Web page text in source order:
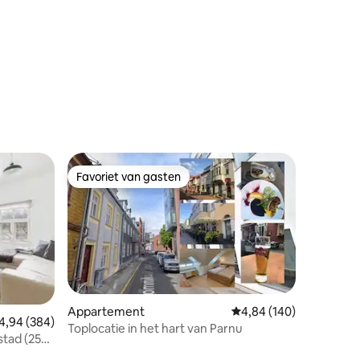
beoordeling van 4,94 uit 5, 384 recensies
(384)
(250
Favoriet van gasten
Favoriet van gasten
Appartement Gemiddelde
4,84 (140)
Toplocatie in het hart van Parnu